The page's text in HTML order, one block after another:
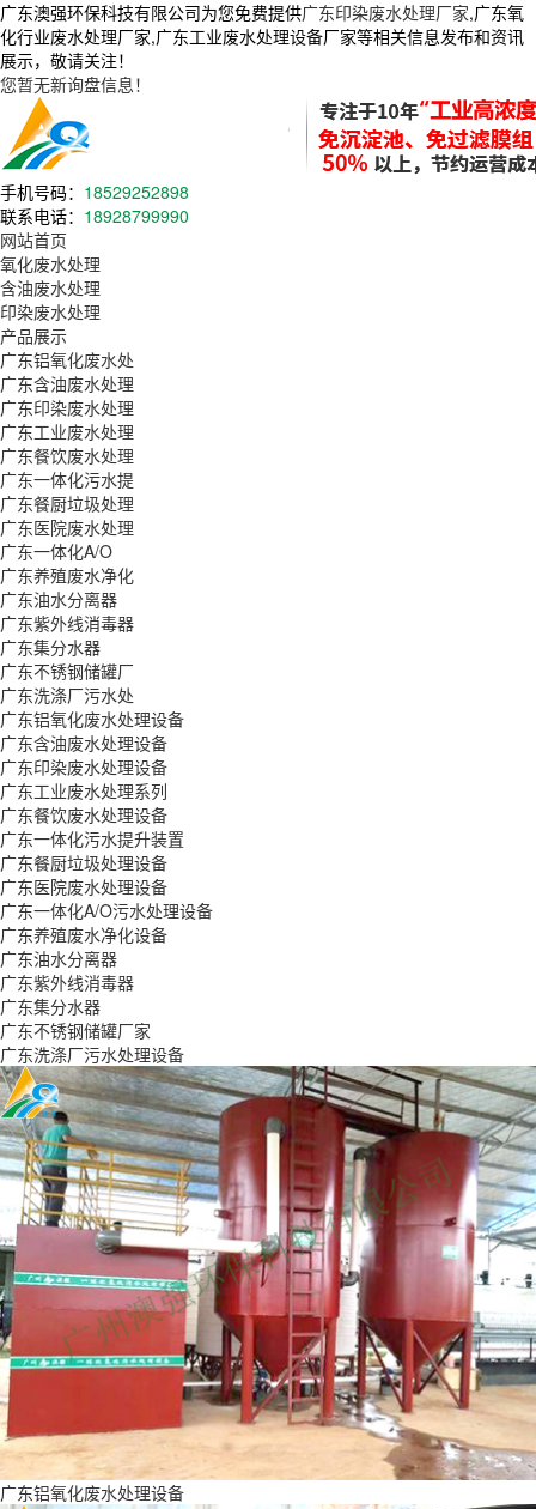
广东澳强环保科技有限公司为您免费提供广东印染废水处理厂家,广东氧
化行业废水处理厂家,广东工业废水处理设备厂家等相关信息发布和资讯
展示，敬请关注！
您暂无新询盘信息！
手机号码： 18529252898
联系电话： 18928799990
网站首页
氧化废水处理
含油废水处理
印染废水处理
产品展示
广东铝氧化废水处
广东含油废水处理
广东印染废水处理
广东工业废水处理
广东餐饮废水处理
广东一体化污水提
广东餐厨垃圾处理
广东医院废水处理
广东一体化A/O
广东养殖废水净化
广东油水分离器
广东紫外线消毒器
广东集分水器
广东不锈钢储罐厂
广东洗涤厂污水处
广东铝氧化废水处理设备
广东含油废水处理设备
广东印染废水处理设备
广东工业废水处理系列
广东餐饮废水处理设备
广东一体化污水提升装置
广东餐厨垃圾处理设备
广东医院废水处理设备
广东一体化A/O污水处理设备
广东养殖废水净化设备
广东油水分离器
广东紫外线消毒器
广东集分水器
广东不锈钢储罐厂家
广东洗涤厂污水处理设备
广东铝氧化废水处理设备